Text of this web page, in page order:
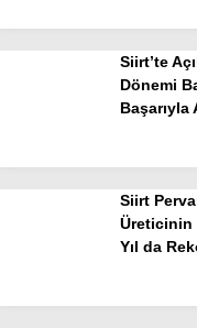
Siirt’te
Dönemi
Siirt
Üreticinin
Yıl da